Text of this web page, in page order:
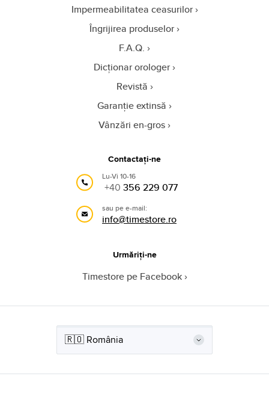
Impermeabilitatea ceasurilor
Îngrijirea produselor
F.A.Q.
Dicționar orologer
Revistă
Garanție extinsă
Vânzări en-gros
Contactați-ne
Lu-Vi 10-16
+40 356 229 077
sau pe e-mail:
info@timestore.ro
Urmăriți-ne
Timestore pe Facebook